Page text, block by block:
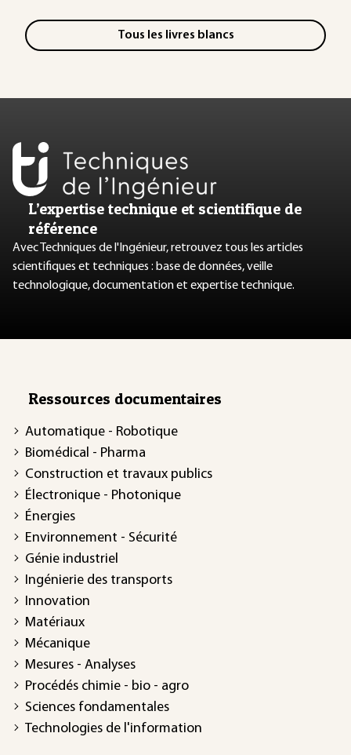
Tous les livres blancs
L’expertise technique et scientifique de
référence
Avec Techniques de l'Ingénieur, retrouvez tous les articles
scientifiques et techniques : base de données, veille
technologique, documentation et expertise technique.
Ressources documentaires
Automatique - Robotique
Biomédical - Pharma
Construction et travaux publics
Électronique - Photonique
Énergies
Environnement - Sécurité
Génie industriel
Ingénierie des transports
Innovation
Matériaux
Mécanique
Mesures - Analyses
Procédés chimie - bio - agro
Sciences fondamentales
Technologies de l'information